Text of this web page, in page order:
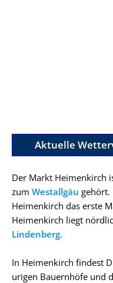
Aktuelle
Der Markt Heimenkirch
zum Westallgäu gehört.
Heimenkirch das erste
Heimenkirch liegt
Lindenberg.
In Heimenkirch findest
urigen Bauernhöfe und